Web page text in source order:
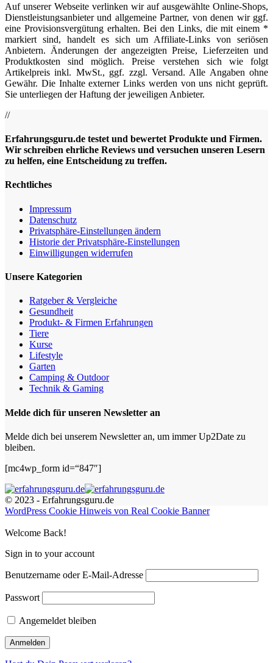
Auf unserer Webseite verlinken wir auf ausgewählte Online-Shops,
Dienstleistungsanbieter und allgemeine Partner, von denen wir ggf.
eine Provisionsvergütung erhalten. Bei den Links, die mit einem *
markiert sind, handelt es sich um Affiliate-Links von seriösen
Anbietern. Änderungen der angezeigten Preise, Lieferzeiten und
Produktkosten sind möglich. Preise verstehen sich wie folgt
Artikelpreis inkl. MwSt., ggf. zzgl. Versand. Alle Angaben ohne
Gewähr. Die Inhalte externer Links werden von uns nicht geprüft.
Sie unterliegen der Haftung der jeweiligen Anbieter.
//
Erfahrungsguru.de testet und bewertet Produkte und Firmen.
Wir schreiben ehrliche Reviews und versuchen unseren Lesern
zu helfen, eine Entscheidung zu treffen.
Rechtliches
Impressum
Datenschutz
Privatsphäre-Einstellungen ändern
Historie der Privatsphäre-Einstellungen
Einwilligungen widerrufen
Unsere Kategorien
Ratgeber & Vergleiche
Gesundheit
Produkt- & Firmen Erfahrungen
Tiere
Kurse
Lifestyle
Garten
Camping & Outdoor
Technik & Gaming
Melde dich für unseren Newsletter an
Melde dich bei unserem Newsletter an, um immer Up2Date zu
bleiben.
[mc4wp_form id=“847″]
© 2023 - Erfahrungsguru.de
WordPress Cookie Hinweis von Real Cookie Banner
Welcome Back!
Sign in to your account
Benutzername oder E-Mail-Adresse
Passwort
Angemeldet bleiben